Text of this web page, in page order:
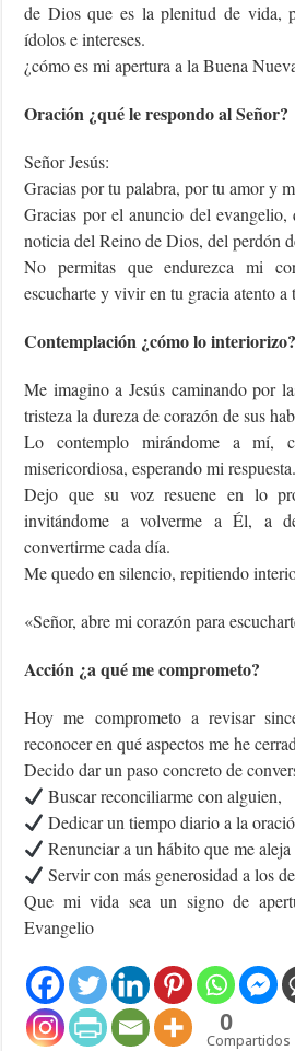
de Dios que es la plenitud de vida,
ídolos e intereses.
¿cómo es mi apertura a la Buena
Oración ¿qué le respondo al Señor?
Señor Jesús:
Gracias por tu palabra, por tu amor y
Gracias por el anuncio del evangelio,
noticia del Reino de Dios, del perdón
No permitas que endurezca mi
escucharte y vivir en tu gracia atento a
Contemplación ¿cómo lo interiorizo?
Me imagino a Jesús caminando por
tristeza la dureza de corazón de sus
Lo contemplo mirándome a mí,
misericordiosa, esperando mi respuesta.
Dejo que su voz resuene en lo
invitándome a volverme a Él, a
convertirme cada día.
Me quedo en silencio, repitiendo
«Señor, abre mi corazón para
Acción ¿a qué me comprometo?
Hoy me comprometo a revisar
reconocer en qué aspectos me he
Decido dar un paso concreto de
Buscar reconciliarme con alguien,
Dedicar un tiempo diario a la
Renunciar a un hábito que me
Servir con más generosidad a los
Que mi vida sea un signo de
Evangelio
0
Compartidos